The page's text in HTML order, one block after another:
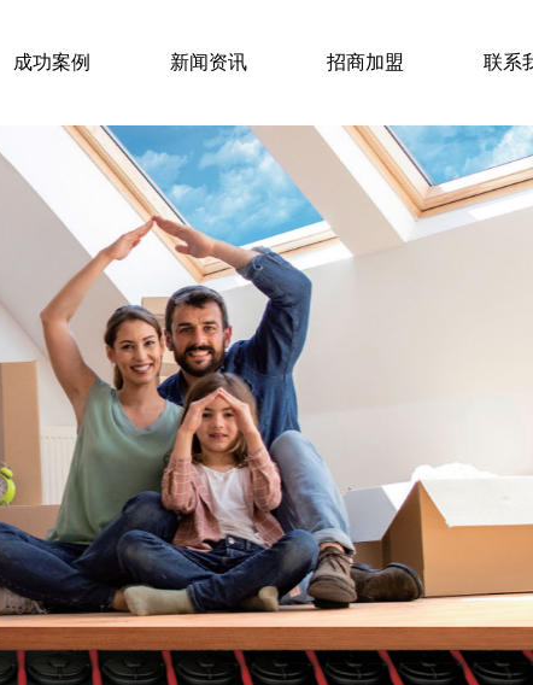
成功案例 新闻资讯 招商加盟 联系